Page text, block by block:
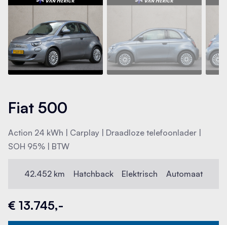
Fiat 500
Action 24 kWh | Carplay | Draadloze telefoonlader |
SOH 95% | BTW
42.452 km Hatchback Elektrisch Automaat
€ 13.745,-